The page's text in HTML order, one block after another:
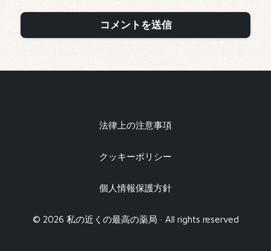
法律上の注意事項
クッキーポリシー
個人情報保護方針
© 2026 私の近くの最高の薬局 · All rights reserved